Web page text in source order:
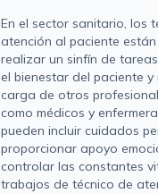
En el sector sanitario, los
atención al paciente
realizar un sinfín de
el bienestar del paciente y
carga de otros
como médicos y
pueden incluir cuidados
proporcionar apoyo
controlar las constantes
trabajos de técnico de